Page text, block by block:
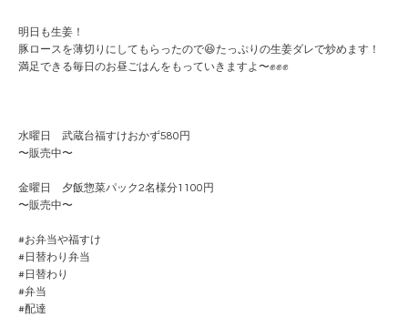
明日も生姜！
豚ロースを薄切りにしてもらったので😆たっぷりの生姜ダレで炒めます！
満足できる毎日のお昼ごはんをもっていきますよ〜✊✊✊
水曜日 武蔵台福すけおかず580円
〜販売中〜
金曜日 夕飯惣菜パック2名様分1100円
〜販売中〜
#お弁当や福すけ
#日替わり弁当
#日替わり
#弁当
#配達